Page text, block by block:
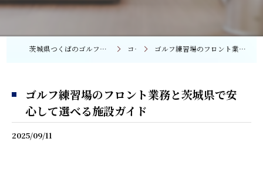
茨城県つくばのゴルフレッスンならGOLF VIEW つくば コラム ゴルフ練習場のフロント業務と茨城県で安心して選べる施設ガイド
ゴルフ練習場のフロント業務と茨城県で安
心して選べる施設ガイド
2025/09/11